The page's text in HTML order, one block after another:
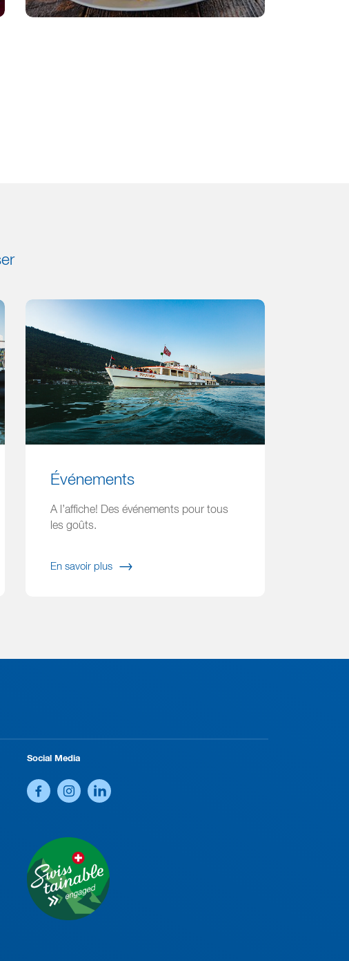
Événements
A l’affiche! Des événements pour tous
les goûts.
En savoir plus
Social Media